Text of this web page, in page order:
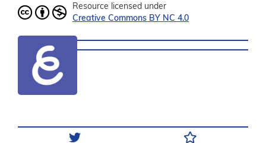
Resource licensed under
Creative Commons BY NC 4.0